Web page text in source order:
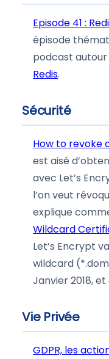
Episode 41 :
épisode
podcast autour
Redis.
Sécurité
How to revoke
est aisé
avec Let’s
l’on veut
explique
Wildcard
Let’s Encrypt
wildcard
Janvier 2018,
Vie Privée
GDPR, les